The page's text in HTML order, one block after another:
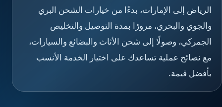
الرياض إلى الإمارات، بدءًا من خيارات الشحن البري
والجوي والبحري، مرورًا بمدة التوصيل والتخليص
الجمركي، وصولًا إلى شحن الأثاث والبضائع والسيارات،
مع نصائح عملية تساعدك على اختيار الخدمة الأنسب
بأفضل قيمة.